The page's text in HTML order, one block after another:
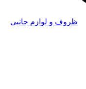
ظروف و لوازم جانبی